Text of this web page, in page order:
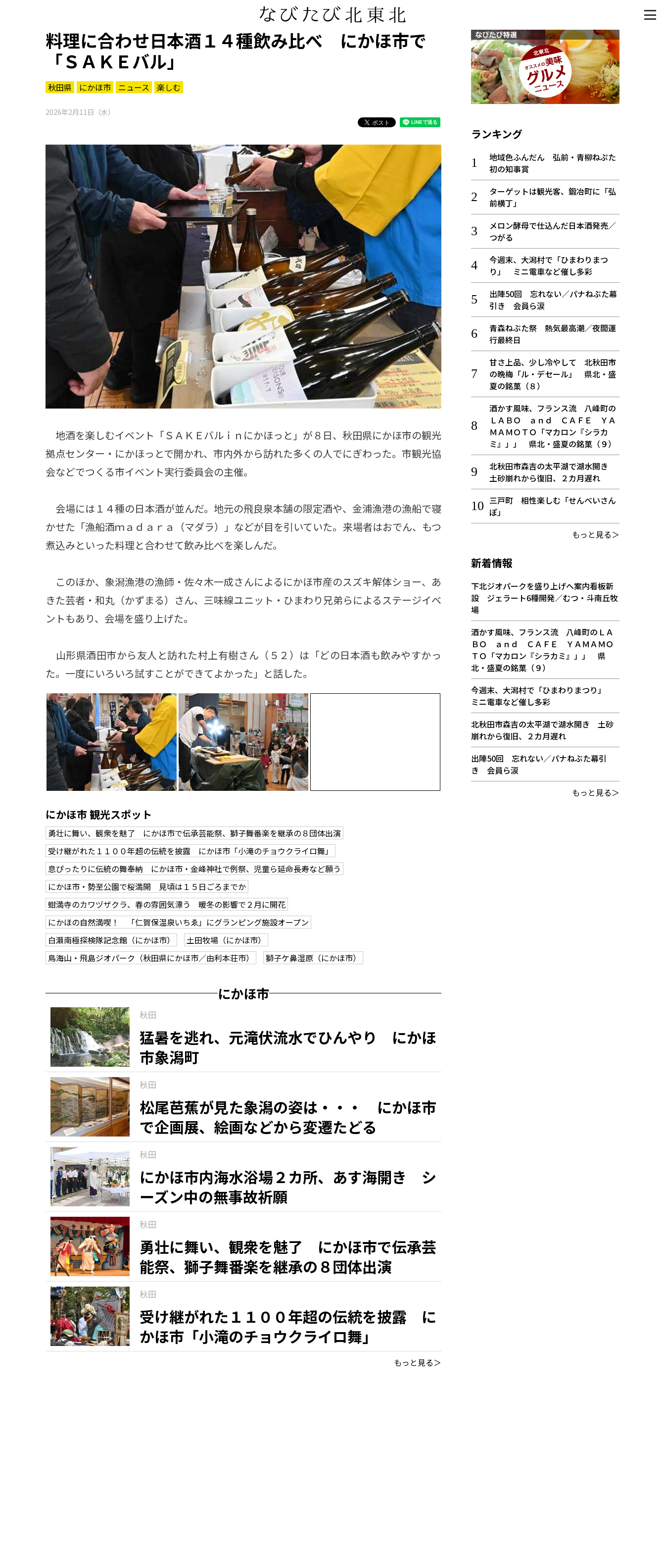
料理に合わせ日本酒１４種飲み比べ にかほ市で
「ＳＡＫＥバル」
秋田県 にかほ市 ニュース 楽しむ
2026年2月11日（水）
地酒を楽しむイベント「ＳＡＫＥバルｉｎにかほっと」が８日、秋田県にかほ市の観光
拠点センター・にかほっとで開かれ、市内外から訪れた多くの人でにぎわった。市観光協
会などでつくる市イベント実行委員会の主催。
会場には１４種の日本酒が並んだ。地元の飛良泉本舗の限定酒や、金浦漁港の漁船で寝
かせた「漁船酒ｍａｄａｒａ（マダラ）」などが目を引いていた。来場者はおでん、もつ
煮込みといった料理と合わせて飲み比べを楽しんだ。
このほか、象潟漁港の漁師・佐々木一成さんによるにかほ市産のスズキ解体ショー、あ
きた芸者・和丸（かずまる）さん、三味線ユニット・ひまわり兄弟らによるステージイベ
ントもあり、会場を盛り上げた。
山形県酒田市から友人と訪れた村上有樹さん（５２）は「どの日本酒も飲みやすかっ
た。一度にいろいろ試すことができてよかった」と話した。
にかほ市 観光スポット
勇壮に舞い、観衆を魅了 にかほ市で伝承芸能祭、獅子舞番楽を継承の８団体出演
受け継がれた１１００年超の伝統を披露 にかほ市「小滝のチョウクライロ舞」
息ぴったりに伝統の舞奉納 にかほ市・金峰神社で例祭、児童ら延命長寿など願う
にかほ市・勢至公園で桜満開 見頃は１５日ごろまでか
蚶満寺のカワヅザクラ、春の雰囲気漂う 暖冬の影響で２月に開花
にかほの自然満喫！ 「仁賀保温泉いちゑ」にグランピング施設オープン
白瀬南極探検隊記念館（にかほ市）
土田牧場（にかほ市）
鳥海山・飛島ジオパーク（秋田県にかほ市／由利本荘市）
獅子ケ鼻湿原（にかほ市）
にかほ市
秋田
猛暑を逃れ、元滝伏流水でひんやり にかほ
市象潟町
秋田
松尾芭蕉が見た象潟の姿は・・・ にかほ市
で企画展、絵画などから変遷たどる
秋田
にかほ市内海水浴場２カ所、あす海開き シ
ーズン中の無事故祈願
秋田
勇壮に舞い、観衆を魅了 にかほ市で伝承芸
能祭、獅子舞番楽を継承の８団体出演
秋田
受け継がれた１１００年超の伝統を披露 に
かほ市「小滝のチョウクライロ舞」
もっと見る＞
ランキング
地域色ふんだん 弘前・青柳ねぷた
初の知事賞
ターゲットは観光客、鍛冶町に「弘
前横丁」
メロン酵母で仕込んだ日本酒発売／
つがる
今週末、大潟村で「ひまわりまつ
り」 ミニ電車など催し多彩
出陣50回 忘れない／パナねぶた幕
引き 会員ら涙
青森ねぶた祭 熱気最高潮／夜間運
行最終日
甘さ上品、少し冷やして 北秋田市
の晩梅「ル・デセール」 県北・盛
夏の銘菓（８）
酒かす風味、フランス流 八峰町の
ＬＡＢＯ ａｎｄ ＣＡＦＥ ＹＡ
ＭＡＭＯＴＯ「マカロン『シラカ
ミ』」」 県北・盛夏の銘菓（９）
北秋田市森吉の太平湖で湖水開き
土砂崩れから復旧、２カ月遅れ
三戸町 相性楽しむ「せんべいさん
ぽ」
もっと見る＞
新着情報
下北ジオパークを盛り上げへ案内看板新
設 ジェラート6種開発／むつ・斗南丘牧
場
酒かす風味、フランス流 八峰町のＬＡ
ＢＯ ａｎｄ ＣＡＦＥ ＹＡＭＡＭＯ
ＴＯ「マカロン『シラカミ』」」 県
北・盛夏の銘菓（９）
今週末、大潟村で「ひまわりまつり」
ミニ電車など催し多彩
北秋田市森吉の太平湖で湖水開き 土砂
崩れから復旧、２カ月遅れ
出陣50回 忘れない／パナねぶた幕引
き 会員ら涙
もっと見る＞
まつり・イベント
アウトドア・レジャー